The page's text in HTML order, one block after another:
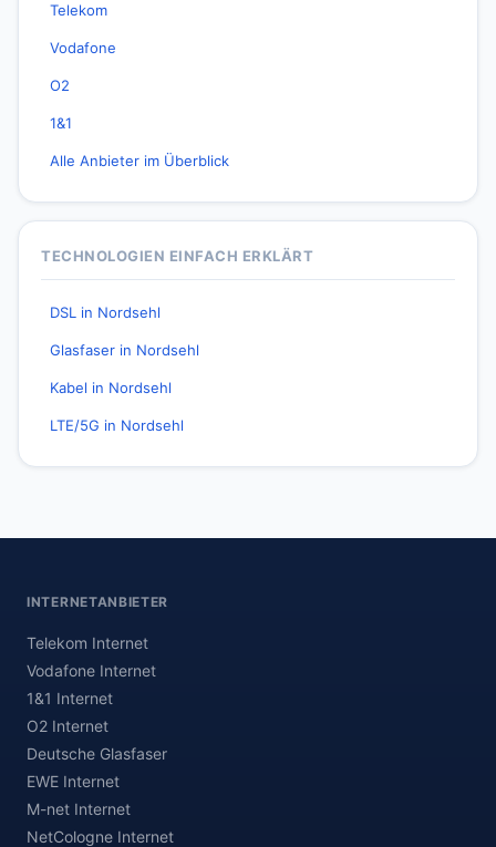
Telekom
Vodafone
O2
1&1
Alle Anbieter im Überblick
TECHNOLOGIEN EINFACH ERKLÄRT
DSL in Nordsehl
Glasfaser in Nordsehl
Kabel in Nordsehl
LTE/5G in Nordsehl
INTERNETANBIETER
Telekom Internet
Vodafone Internet
1&1 Internet
O2 Internet
Deutsche Glasfaser
EWE Internet
M-net Internet
NetCologne Internet